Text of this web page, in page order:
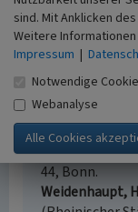
Pracht-Jörns,
Nordrhein-
Düsseldorf.
Reuter, Ursula
frühen 19. bis
44, Bonn.
Weidenhaupt,
sind. Mit Anklicken
Weitere
Impressum |
Notwendige
Webanalyse